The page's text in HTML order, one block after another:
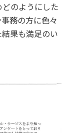
のようにした
務の方に色々
果も満足のい